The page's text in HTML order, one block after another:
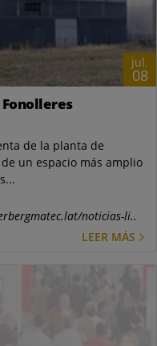
jul.
08
de la planta de
un espacio más amplio
noticias-li..
LEER MÁS